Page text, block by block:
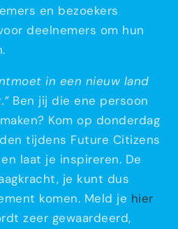
en bezoekers
deelnemers om hun
in een nieuw land
Ben jij die ene persoon
Kom op donderdag
tijdens Future Citizens
laat je inspireren. De
je kunt dus
komen. Meld je hier
zeer gewaardeerd,